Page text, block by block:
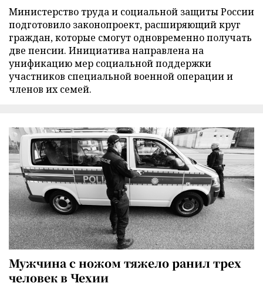
Министерство труда и социальной защиты России
подготовило законопроект, расширяющий круг
граждан, которые смогут одновременно получать
две пенсии. Инициатива направлена на
унификацию мер социальной поддержки
участников специальной военной операции и
членов их семей.
Мужчина с ножом тяжело ранил трех
человек в Чехии